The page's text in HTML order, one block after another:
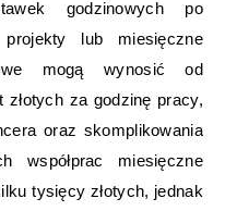
godzinowych po
lub miesięczne
mogą wynosić od
za godzinę pracy,
oraz skomplikowania
współprac miesięczne
tysięcy złotych, jednak